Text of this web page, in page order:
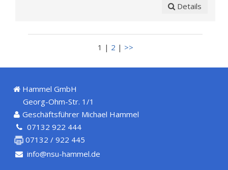
Details
1 | 2 | >>
Hammel GmbH
Georg-Ohm-Str. 1/1
Geschäftsführer Michael Hammel
07132 922 444
07132 / 922 445
info@nsu-hammel.de